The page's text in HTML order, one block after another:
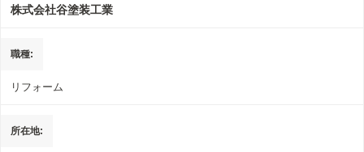
株式会社谷塗装工業
職種
リフォーム
所在地